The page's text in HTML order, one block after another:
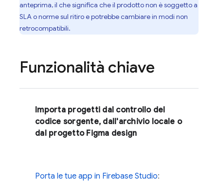
anteprima, il che significa che il prodotto non è soggetto a
SLA o norme sul ritiro e potrebbe cambiare in modi non
retrocompatibili.
Funzionalità chiave
Importa progetti dal controllo del
codice sorgente, dall'archivio locale o
dal progetto Figma design
Porta le tue app in Firebase Studio: